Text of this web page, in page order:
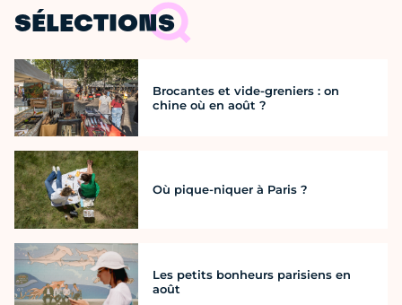
SÉLECTIONS
Brocantes et vide-greniers : on
chine où en août ?
Où pique-niquer à Paris ?
Les petits bonheurs parisiens en
août